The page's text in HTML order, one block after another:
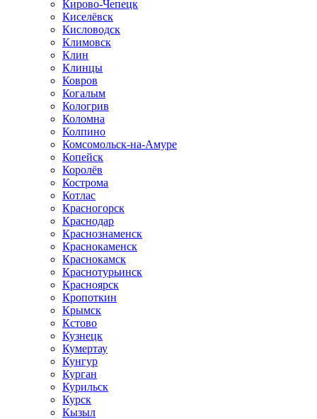
Кирово-Чепецк
Киселёвск
Кисловодск
Климовск
Клин
Клинцы
Ковров
Когалым
Кологрив
Коломна
Колпино
Комсомольск-на-Амуре
Копейск
Королёв
Кострома
Котлас
Красногорск
Краснодар
Краснознаменск
Краснокаменск
Краснокамск
Краснотурьинск
Красноярск
Кропоткин
Крымск
Кстово
Кузнецк
Кумертау
Кунгур
Курган
Курильск
Курск
Кызыл